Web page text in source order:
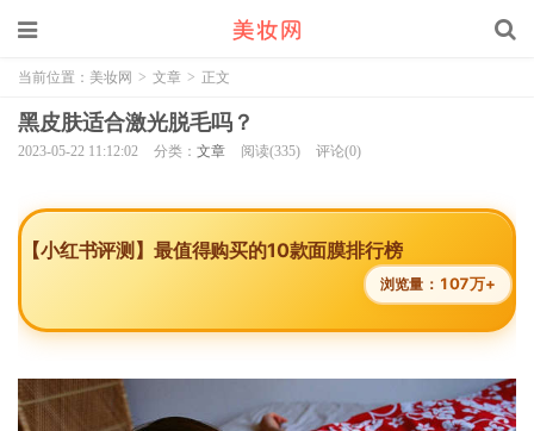
当前位置： 美妆网 > 文章 > 正文
黑皮肤适合激光脱毛吗？
2023-05-22 11:12:02 分类： 文章 阅读(335) 评论(0)
【小红书评测】最值得购买的10款面膜排行榜
浏览量： 107万+